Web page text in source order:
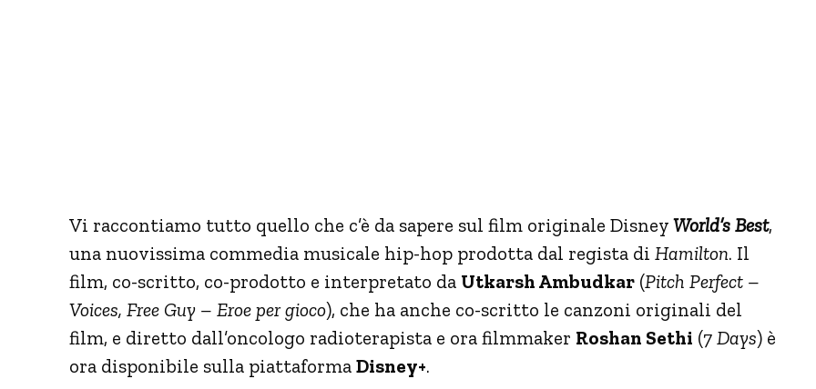
Vi raccontiamo tutto quello che c’è da sapere sul film originale Disney World’s Best,
una nuovissima commedia musicale hip-hop prodotta dal regista di Hamilton. Il
film, co-scritto, co-prodotto e interpretato da Utkarsh Ambudkar (Pitch Perfect –
Voices, Free Guy – Eroe per gioco), che ha anche co-scritto le canzoni originali del
film, e diretto dall’oncologo radioterapista e ora filmmaker Roshan Sethi (7 Days) è
ora disponibile sulla piattaforma Disney+.